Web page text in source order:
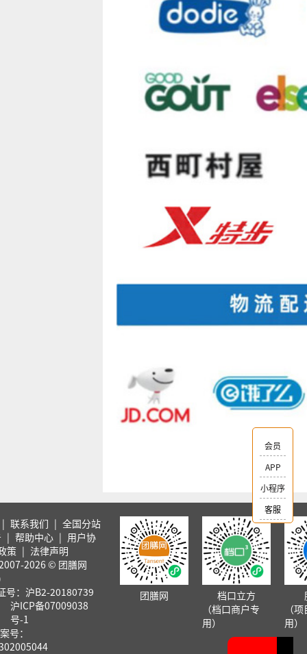
| 联系我们 | 全国分站
| 帮助中心 | 用户协
策 | 法律声明
2026 © 团膳网
号：沪B2-20180739
沪ICP备07009038
号-1
号：
团膳网
档口立方
（档口商户专
用）
（
用）
会员
APP
小程序
客服